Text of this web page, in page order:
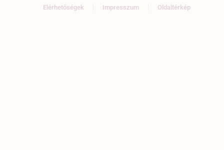
Elérhetőségek Impresszum Oldaltérkép